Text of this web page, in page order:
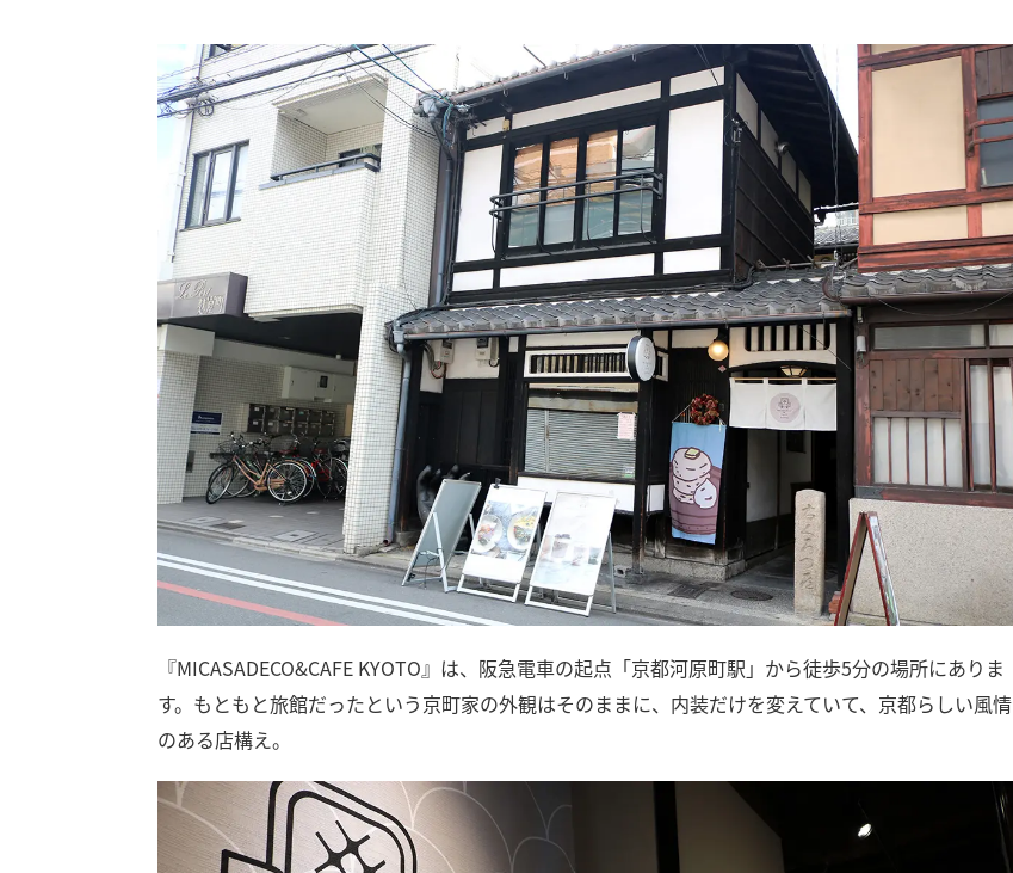
『MICASADECO&CAFE KYOTO』は、阪急電車の起点「京都河原町駅」から徒歩5分の場所にありま
す。 もともと旅館だったという京町家の外観はそのままに、内装だけを変えていて、京都らしい風情
のある店構え。